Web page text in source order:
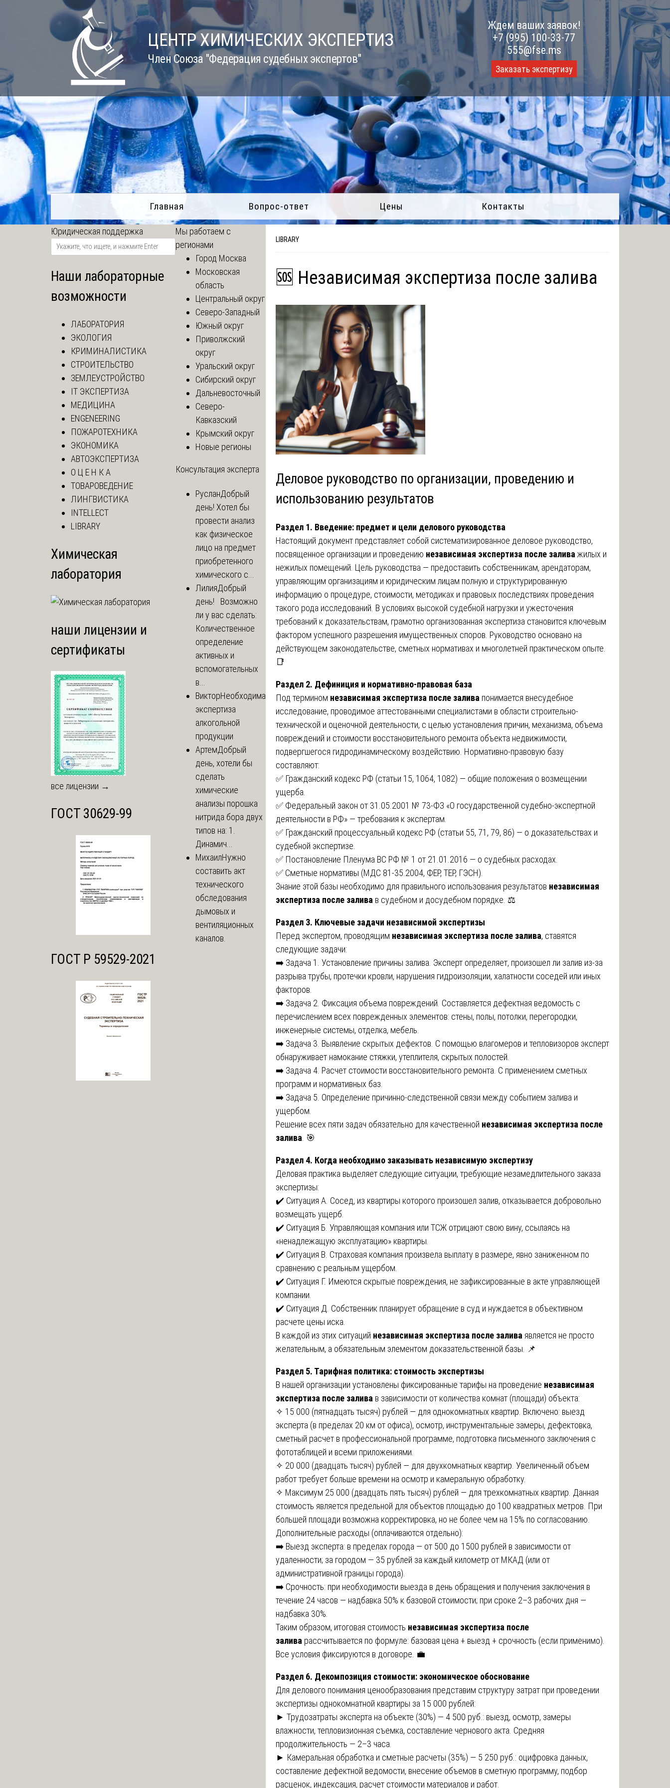
ЦЕНТР ХИМИЧЕСКИХ ЭКСПЕРТИЗ
Член Союза "Федерация судебных экспертов"
Ждем ваших заявок!
+7 (995) 100-33-77
555@fse.ms
Заказать экспертизу
Главная Вопрос-ответ Цены Контакты
LIBRARY
🆘 Независимая экспертиза после залива
Деловое руководство по организации, проведению и
использованию результатов
Раздел 1. Введение: предмет и цели делового руководства
Настоящий документ представляет собой систематизированное деловое руководство,
посвященное организации и проведению независимая экспертиза после залива жилых и
нежилых помещений. Цель руководства — предоставить собственникам, арендаторам,
управляющим организациям и юридическим лицам полную и структурированную
информацию о процедуре, стоимости, методиках и правовых последствиях проведения
такого рода исследований. В условиях высокой судебной нагрузки и ужесточения
требований к доказательствам, грамотно организованная экспертиза становится ключевым
фактором успешного разрешения имущественных споров. Руководство основано на
действующем законодательстве, сметных нормативах и многолетней практическом опыте.
📑
Раздел 2. Дефиниция и нормативно-правовая база
Под термином независимая экспертиза после залива понимается внесудебное
исследование, проводимое аттестованными специалистами в области строительно-
технической и оценочной деятельности, с целью установления причин, механизма, объема
повреждений и стоимости восстановительного ремонта объекта недвижимости,
подвергшегося гидродинамическому воздействию. Нормативно-правовую базу
составляют:
✅ Гражданский кодекс РФ (статьи 15, 1064, 1082) — общие положения о возмещении
ущерба.
✅ Федеральный закон от 31.05.2001 № 73-ФЗ «О государственной судебно-экспертной
деятельности в РФ» — требования к экспертам.
✅ Гражданский процессуальный кодекс РФ (статьи 55, 71, 79, 86) — о доказательствах и
судебной экспертизе.
✅ Постановление Пленума ВС РФ № 1 от 21.01.2016 — о судебных расходах.
✅ Сметные нормативы (МДС 81-35.2004, ФЕР, ТЕР, ГЭСН).
Знание этой базы необходимо для правильного использования результатов независимая
экспертиза после залива в судебном и досудебном порядке. ⚖️
Раздел 3. Ключевые задачи независимой экспертизы
Перед экспертом, проводящим независимая экспертиза после залива, ставятся
следующие задачи:
➡️ Задача 1. Установление причины залива. Эксперт определяет, произошел ли залив из-за
разрыва трубы, протечки кровли, нарушения гидроизоляции, халатности соседей или иных
факторов.
➡️ Задача 2. Фиксация объема повреждений. Составляется дефектная ведомость с
перечислением всех поврежденных элементов: стены, полы, потолки, перегородки,
инженерные системы, отделка, мебель.
➡️ Задача 3. Выявление скрытых дефектов. С помощью влагомеров и тепловизоров эксперт
обнаруживает намокание стяжки, утеплителя, скрытых полостей.
➡️ Задача 4. Расчет стоимости восстановительного ремонта. С применением сметных
программ и нормативных баз.
➡️ Задача 5. Определение причинно-следственной связи между событием залива и
ущербом.
Решение всех пяти задач обязательно для качественной независимая экспертиза после
залива . 🎯
Раздел 4. Когда необходимо заказывать независимую экспертизу
Деловая практика выделяет следующие ситуации, требующие незамедлительного заказа
экспертизы:
✔️ Ситуация А. Сосед, из квартиры которого произошел залив, отказывается добровольно
возмещать ущерб.
✔️ Ситуация Б. Управляющая компания или ТСЖ отрицают свою вину, ссылаясь на
«ненадлежащую эксплуатацию» квартиры.
✔️ Ситуация В. Страховая компания произвела выплату в размере, явно заниженном по
сравнению с реальным ущербом.
✔️ Ситуация Г. Имеются скрытые повреждения, не зафиксированные в акте управляющей
компании.
✔️ Ситуация Д. Собственник планирует обращение в суд и нуждается в объективном
расчете цены иска.
В каждой из этих ситуаций независимая экспертиза после залива является не просто
желательным, а обязательным элементом доказательственной базы. 📌
Раздел 5. Тарифная политика: стоимость экспертизы
В нашей организации установлены фиксированные тарифы на проведение независимая
экспертиза после залива в зависимости от количества комнат (площади) объекта:
✧ 15 000 (пятнадцать тысяч) рублей — для однокомнатных квартир. Включено: выезд
эксперта (в пределах 20 км от офиса), осмотр, инструментальные замеры, дефектовка,
сметный расчет в профессиональной программе, подготовка письменного заключения с
фототаблицей и всеми приложениями.
✧ 20 000 (двадцать тысяч) рублей — для двухкомнатных квартир. Увеличенный объем
работ требует больше времени на осмотр и камеральную обработку.
✧ Максимум 25 000 (двадцать пять тысяч) рублей — для трехкомнатных квартир. Данная
стоимость является предельной для объектов площадью до 100 квадратных метров. При
большей площади возможна корректировка, но не более чем на 15% по согласованию.
Дополнительные расходы (оплачиваются отдельно):
➡️ Выезд эксперта: в пределах города — от 500 до 1500 рублей в зависимости от
удаленности; за городом — 35 рублей за каждый километр от МКАД (или от
административной границы города).
➡️ Срочность: при необходимости выезда в день обращения и получения заключения в
течение 24 часов — надбавка 50% к базовой стоимости; при сроке 2–3 рабочих дня —
надбавка 30%.
Таким образом, итоговая стоимость независимая экспертиза после
залива рассчитывается по формуле: базовая цена + выезд + срочность (если применимо).
Все условия фиксируются в договоре. 💼
Раздел 6. Декомпозиция стоимости: экономическое обоснование
Для делового понимания ценообразования представим структуру затрат при проведении
экспертизы однокомнатной квартиры за 15 000 рублей:
► Трудозатраты эксперта на объекте (30%) — 4 500 руб.: выезд, осмотр, замеры
влажности, тепловизионная съемка, составление чернового акта. Средняя
продолжительность — 2–3 часа.
► Камеральная обработка и сметные расчеты (35%) — 5 250 руб.: оцифровка данных,
составление дефектной ведомости, внесение объемов в сметную программу, подбор
расценок, индексация, расчет стоимости материалов и работ.
Юридическая поддержка
Наши лабораторные
возможности
ЛАБОРАТОРИЯ
ЭКОЛОГИЯ
КРИМИНАЛИСТИКА
СТРОИТЕЛЬСТВО
ЗЕМЛЕУСТРОЙСТВО
IT ЭКСПЕРТИЗА
МЕДИЦИНА
ENGENEERING
ПОЖАРОТЕХНИКА
ЭКОНОМИКА
АВТОЭКСПЕРТИЗА
О Ц Е Н К А
ТОВАРОВЕДЕНИЕ
ЛИНГВИСТИКА
INTELLECT
LIBRARY
Химическая
лаборатория
наши лицензии и
сертификаты
все лицензии →
ГОСТ 30629-99
ГОСТ Р 59529-2021
Мы работаем с
регионами
Город Москва
Московская
область
Центральный округ
Северо-Западный
Южный округ
Приволжский
округ
Уральский округ
Сибирский округ
Дальневосточный
Северо-
Кавказский
Крымский округ
Новые регионы
Консультация эксперта
РусланДобрый
день! Хотел бы
провести анализ
как физическое
лицо на предмет
приобретенного
химического с...
ЛилияДобрый
день! Возможно
ли у вас сделать:
Количественное
определение
активных и
вспомогательных
в...
ВикторНеобходима
экспертиза
алкогольной
продукции
АртемДобрый
день, хотели бы
сделать
химические
анализы порошка
нитрида бора двух
типов на: 1.
Динамич...
МихаилНужно
составить акт
технического
обследования
дымовых и
вентиляционных
каналов.